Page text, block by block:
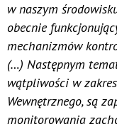
w naszym
obecnie
mechanizmów
(…) Następnym
wątpliwości w
Wewnętrznego, są
monitorowania